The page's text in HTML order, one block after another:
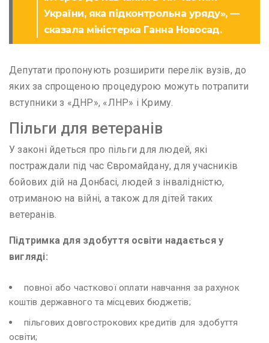
України, яка підконтрольна уряду», —
сказала міністерка Ганна Новосад.
Депутати пропонують розширити перелік вузів, до
яких за спрощеною процедурою можуть потрапити
вступники з «ДНР», «ЛНР» і Криму.
Пільги для ветеранів
У законі йдеться про пільги для людей, які
постраждали під час Євромайдану, для учасників
бойових дій на Донбасі, людей з інвалідністю,
отриманою на війні, а також для дітей таких
ветеранів.
Підтримка для здобуття освіти надається у
вигляді:
повної або часткової оплати навчання за рахунок
коштів державного та місцевих бюджетів;
пільгових довгострокових кредитів для здобуття
освіти;